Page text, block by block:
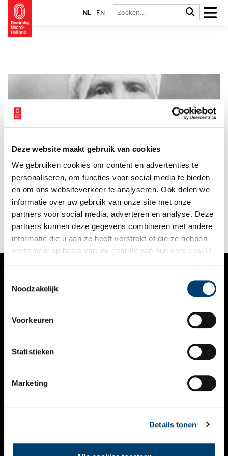
Deze website maakt gebruik van cookies
We gebruiken cookies om content en advertenties te
personaliseren, om functies voor social media te bieden
en om ons websiteverkeer te analyseren. Ook delen we
informatie over uw gebruik van onze site met onze
partners voor social media, adverteren en analyse. Deze
partners kunnen deze gegevens combineren met andere
informatie die u aan ze heeft verstrekt of die ze hebben
verzameld op basis van uw gebruik van hun services. U
Noodzakelijk
Voorkeuren
Statistieken
Marketing
Details tonen
NL EN
Vanaf vandaag is de nieuwe tentoonstelling ‘De ziel van
Schokland’ te bezoeken in het Zuiderzeemuseum. Een
boeiende tentoonstelling over het verdwenen Zuiderzee-
eiland, zijn bewoners en de gevolgen van hun migratie – 165
jaar geleden – voor hun nazaten van nu. Daarnaast komen ook
hedendaagse migranten aan het woord.
2 min
VERHALEN
KALENDER
THEMA’S
VIDEO’S
CONTACT